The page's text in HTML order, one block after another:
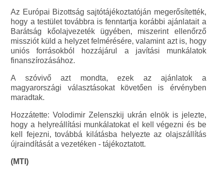
Az Európai Bizottság sajtótájékoztatóján megerősítették,
hogy a testület továbbra is fenntartja korábbi ajánlatait a
Barátság kőolajvezeték ügyében, miszerint ellenőrző
missziót küld a helyzet felmérésére, valamint azt is, hogy
uniós forrásokból hozzájárul a javítási munkálatok
finanszírozásához.
A szóvivő azt mondta, ezek az ajánlatok a
magyarországi választásokat követően is érvényben
maradtak.
Hozzátette: Volodimir Zelenszkij ukrán elnök is jelezte,
hogy a helyreállítási munkálatokat el kell végezni és be
kell fejezni, továbbá kilátásba helyezte az olajszállítás
újraindítását a vezetéken - tájékoztatott.
(MTI)